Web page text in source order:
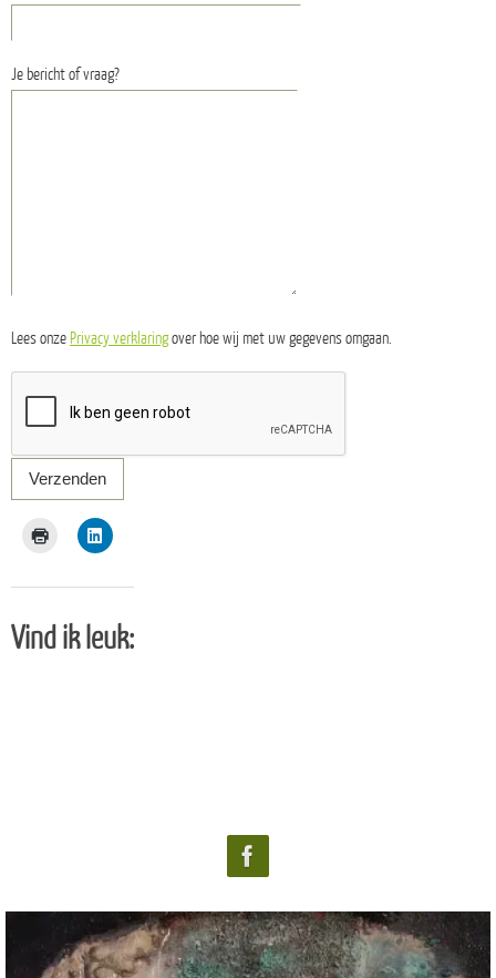
Je bericht of vraag?
Lees onze Privacy verklaringover hoe wij met uw gegevens omgaan.
Vind ik leuk: